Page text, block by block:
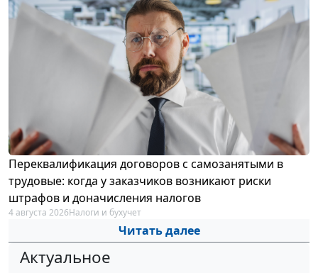
Переквалификация договоров с самозанятыми в
трудовые: когда у заказчиков возникают риски
штрафов и доначисления налогов
4 августа 2026Налоги и бухучет
Читать далее
Актуальное